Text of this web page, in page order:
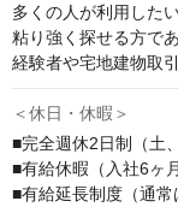
多くの人が利用した
粘り強く探せる方で
経験者や宅地建物取
＜休日・休暇＞
■完全週休2日制（土
■有給休暇（入社6ヶ
■有給延長制度（通